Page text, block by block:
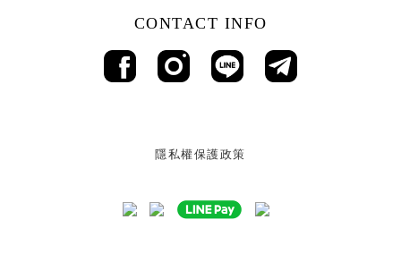
CONTACT INFO
隱私權保護政策